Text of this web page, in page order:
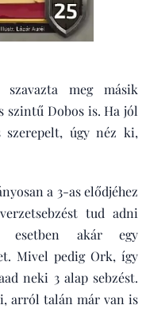
meg másik
szintű Dobos is. Ha jól
úgy néz ki,
a 3-as elődjéhez
tud adni
esetben akár egy
Mivel pedig Ork, így
neki 3 alap sebzést.
arról talán már van is